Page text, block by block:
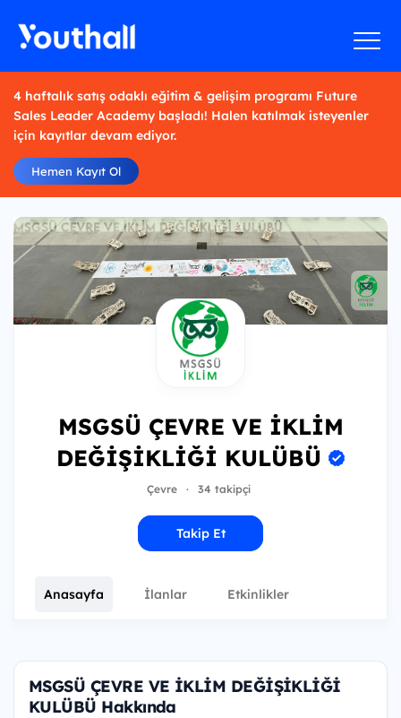
4 haftalık satış odaklı eğitim & gelişim programı Future
Sales Leader Academy başladı! Halen katılmak isteyenler
için kayıtlar devam ediyor.
Hemen Kayıt Ol
MSGSÜ ÇEVRE VE İKLİM
DEĞİŞİKLİĞİ KULÜBÜ
Çevre · 34 takipçi
Takip Et
Anasayfa İlanlar Etkinlikler
MSGSÜ ÇEVRE VE İKLİM DEĞİŞİKLİĞİ
KULÜBÜ Hakkında